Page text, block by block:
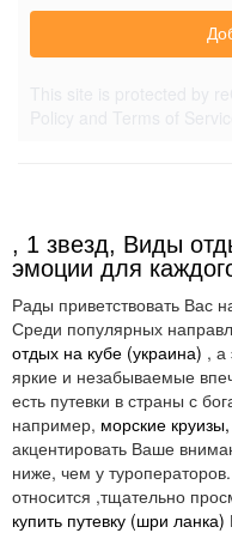
, 1 звезд, Виды
эмоции для
Рады приветствовать Вас
Среди популярных
отдых на кубе (украина) , а
яркие и незабываемые
есть путевки в страны с
например, морские
акцентировать Ваше
ниже, чем у
относится ,тщательно
купить путевку (шри ланка)